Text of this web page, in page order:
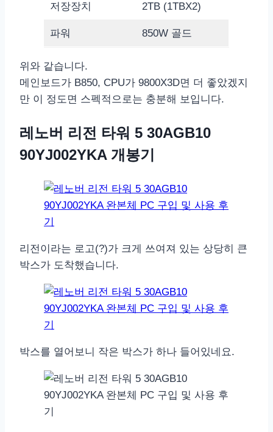
저장장치 2TB (1TBX2)
파워 850W 골드
위와 같습니다.
메인보드가 B850, CPU가 9800X3D면 더 좋았겠지
만 이 정도면 스펙적으로는 충분해 보입니다.
레노버 리전 타워 5 30AGB10
90YJ002YKA 개봉기
리전이라는 로고(?)가 크게 쓰여져 있는 상당히 큰
박스가 도착했습니다.
박스를 열어보니 작은 박스가 하나 들어있네요.